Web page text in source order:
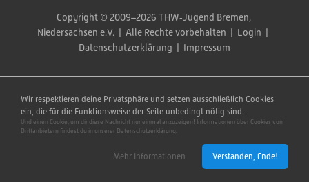
Copyright © 2009–2026 THW‑Jugend Bremen,
Niedersachsen e.V.  |  Alle Rechte vorbehalten  | Login
Datenschutzerklärung
Impressum
Wir respektieren deine Privatsphäre und setzen ausschließlich Cookies
ein, die für die Funktionsweise der Seite unbedingt nötig sind.
Und einen Cookie, um dir diese Nachricht nur einmal anzuzeigen! Informationen über Cookies von
Drittanbietern findest du in unserer Datenschutzerklärung.
Mehr Informationen Verstanden, Ende!